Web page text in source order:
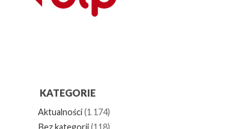
KATEGORIE
Aktualności(1 174)